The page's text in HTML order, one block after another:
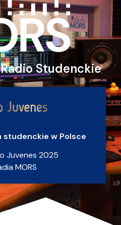
Studenckie
studenckie w Polsce
Juvenes 2025
MORS